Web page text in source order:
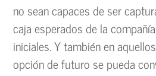
no sean capaces de ser
caja esperados de la
iniciales. Y también en
opción de futuro se pueda